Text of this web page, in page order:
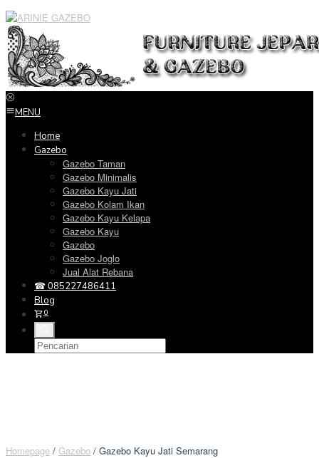
Loncat
ke
konten
MENU
Home
Gazebo
Gazebo Taman
Gazebo Minimalis
Gazebo Kayu Jati
Gazebo Kolam Ikan
Gazebo Kayu Kelapa
Gazebo Kayu
Gazebo
Gazebo Joglo
Jual Alat Rebana
☎ 085227486411
Blog
0
Homepage / Gazebo / Gazebo Kayu Jati Semarang